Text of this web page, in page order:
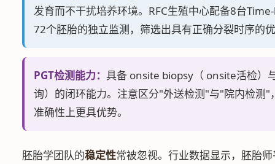
发育而不干扰培养环境。RFC生殖中心配备8台
72个胚胎的独立监测，筛选出具有正确分裂时序的
PGT检测能力： 具备 onsite biopsy（ onsite活检）
询）的闭环能力。注意区分"外送检测"与"院内检测
准确性上更具优势。
胚胎学团队的稳定性常被忽视。行业数据显示，胚胎